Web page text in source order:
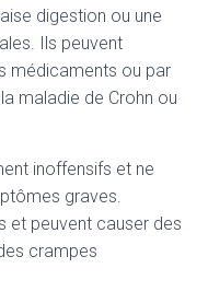
digestion ou une
Ils peuvent
médicaments ou par
maladie de Crohn ou
inoffensifs et ne
graves.
et peuvent causer des
crampes